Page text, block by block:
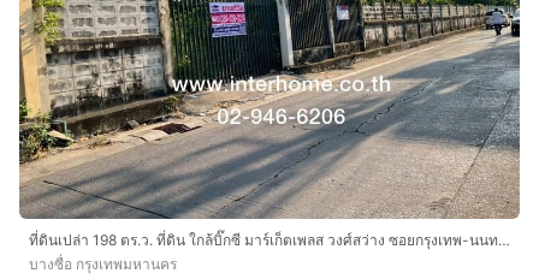
เข้าซอยน้อมจิตประมาณ 300 เมตร ถนนประชาชื่น ถนนริม
คลองประปา
ใกล้รถไฟฟ้า MRT สายสีม่วง ,สายสีน้ำเงิน
ใกล้จุดขึ้น-ลงทางด่วนประชานุกูล
บริษัท อินเตอร์โฮม เรียลตี้ เอสเตท จำกัด
Interhome Realty Estate
www.interhome.co.th
โทร.กดเพื่อดูเบอร์โทร xxxxxx206
ที่ดินเปล่า 198 ตร.ว. ที่ดิน ใกล้บิ๊กซี มาร์เก็ตเพลส วงศ์สว่าง ซอยกรุงเทพ-นนทบุรี39 ถนนกรุงเทพ-นนทบุรี ถนนวงศ์สว่าง เขตบางซื่อ กรุงเทพมหานคร
บางซื่อ กรุงเทพมหานคร